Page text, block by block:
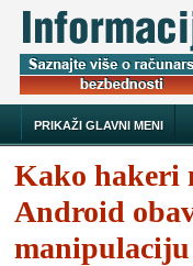
PRIKAŽI GLAVNI MENI
Kako hakeri
Android
manipulaciju